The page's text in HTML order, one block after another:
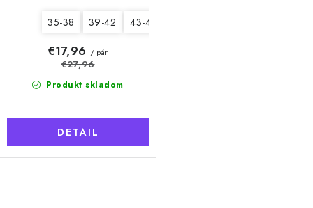
35-38 39-42 43-46
Produkt skladom
€17,96 / pár
€27,96
DETAIL